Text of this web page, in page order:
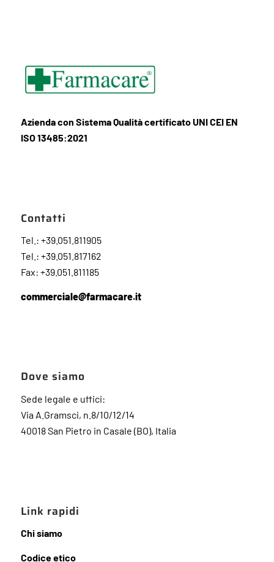
Azienda con Sistema Qualità certificato UNI CEI EN
ISO 13485:2021
Contatti
Tel.: +39.051.811905
Tel.: +39.051.817162
Fax: +39.051.811185
commerciale@farmacare.it
Dove siamo
Sede legale e uffici:
Via A.Gramsci, n.8/10/12/14
40018 San Pietro in Casale (BO), Italia
Link rapidi
Chi siamo
Codice etico